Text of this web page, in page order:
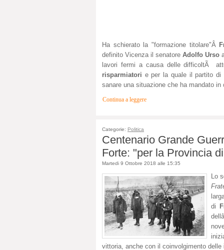
Ha schierato la "formazione titolare"Â
definito Vicenza il senatore Adolfo Urso
lavori fermi a causa delle difficoltÃ
risparmiatori e per la quale il partito di
sanare una situazione che ha mandato in
Continua a leggere
Categorie: Politica
Centenario Grande
Forte: "per la Provincia
Martedi 9 Ottobre 2018 alle 15:35
Lo
di
vittoria, anche con il coinvolgimento